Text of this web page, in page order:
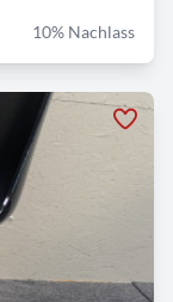
10% Nachlass